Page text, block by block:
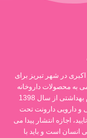
اکبری در شهر تبریز برای
محصولات داروخانه
ای، مکمل‌های تغذیه‌ای، فرآورده‌های سلامت‌محور و اقلام بهداشتی از سال 1398
و دارویی دارونت تحت
اجازه انتشار پیدا می
انسان است و باید با